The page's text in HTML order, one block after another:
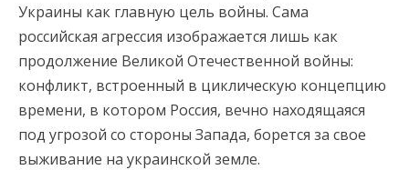
Украины как главную цель войны. Сама
российская агрессия изображается лишь как
продолжение Великой Отечественной войны:
конфликт, встроенный в циклическую концепцию
времени, в котором Россия, вечно находящаяся
под угрозой со стороны Запада, борется за свое
выживание на украинской земле.